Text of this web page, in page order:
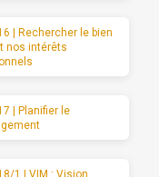
| Rechercher le bien
nos intérêts
| Planifier le